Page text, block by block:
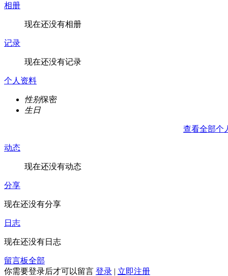
相册
现在还没有相册
记录
现在还没有记录
个人资料
性别保密
生日
查看全部个
动态
现在还没有动态
分享
现在还没有分享
日志
现在还没有日志
留言板全部
你需要登录后才可以留言 登录 | 立即注册